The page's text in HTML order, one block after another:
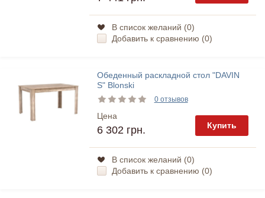
В список желаний (0)
Добавить к сравнению (0)
Обеденный раскладной стол "DAVIN
S" Blonski
0 отзывов
Цена
6 302 грн. Купить
В список желаний (0)
Добавить к сравнению (0)